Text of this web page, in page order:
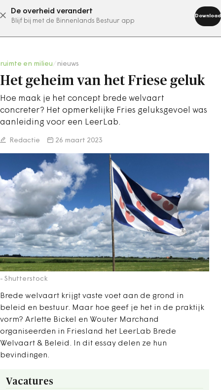
De overheid verandert
Blijf bij met de Binnenlands Bestuur app
Download
abonneer nu
ruimte en milieu nieuws
Het geheim van het Friese geluk
Hoe maak je het concept brede welvaart
concreter? Het opmerkelijke Fries geluksgevoel was
aanleiding voor een LeerLab.
Redactie 26 maart 2023
- Shutterstock
Brede welvaart krijgt vaste voet aan de grond in
beleid en bestuur. Maar hoe geef je het in de praktijk
vorm? Arlette Bickel en Wouter ­Marchand
organiseerden in Friesland het LeerLab Brede
Welvaart & Beleid. In dit essay delen ze hun
bevindingen.
Vacatures